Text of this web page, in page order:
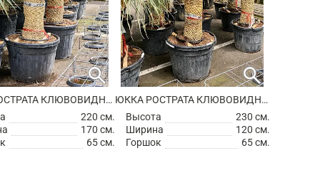
search
ЮККА РОСТРАТА КЛЮВОВИДНАЯ
220 см.
170 см.
65 см.
search
ЮККА РОСТРАТА КЛЮВОВИДНАЯ
Высота
230 см.
Ширина
120 см.
Горшок
65 см.